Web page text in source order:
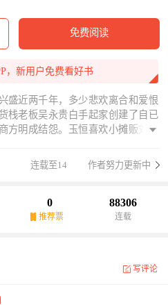
免费阅读
，新用户免费看好书
盛近两千年，多少悲欢离合和爱恨
栈老板吴永贵白手起家创建了自已
方明成结怨。玉恒喜欢小摊贩刘青
算计的玉恒家货栈也将遭灭顶之
没，曾经繁盛千年的中原古镇也终
连载至14 作者努力更新中
0
推荐票
88306
连载
写评论